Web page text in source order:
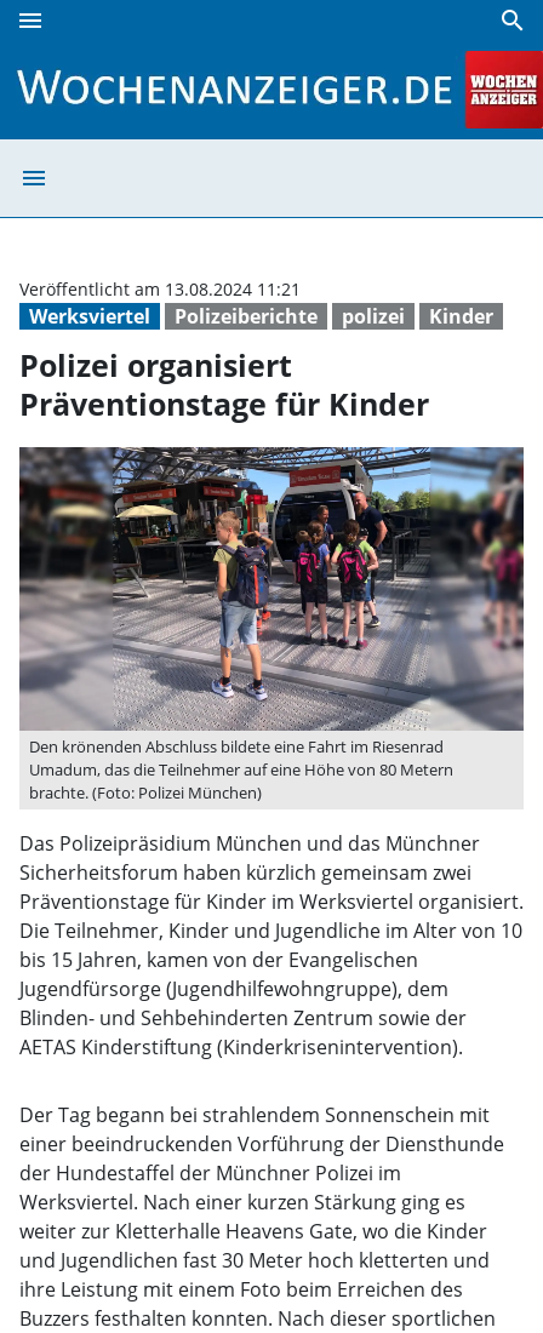
menu search
menu
Werksviertel Polizeiberichte polizei Kinder
Veröffentlicht am 13.08.2024 11:21
Polizei organisiert
Präventionstage für Kinder
Den krönenden Abschluss bildete eine Fahrt im Riesenrad
Umadum, das die Teilnehmer auf eine Höhe von 80 Metern
brachte. (Foto: Polizei München)
Das Polizeipräsidium München und das Münchner
Sicherheitsforum haben kürzlich gemeinsam zwei
Präventionstage für Kinder im Werksviertel organisiert.
Die Teilnehmer, Kinder und Jugendliche im Alter von 10
bis 15 Jahren, kamen von der Evangelischen
Jugendfürsorge (Jugendhilfewohngruppe), dem
Blinden- und Sehbehinderten Zentrum sowie der
AETAS Kinderstiftung (Kinderkrisenintervention).
Der Tag begann bei strahlendem Sonnenschein mit
einer beeindruckenden Vorführung der Diensthunde
der Hundestaffel der Münchner Polizei im
Werksviertel. Nach einer kurzen Stärkung ging es
weiter zur Kletterhalle Heavens Gate, wo die Kinder
und Jugendlichen fast 30 Meter hoch kletterten und
ihre Leistung mit einem Foto beim Erreichen des
Buzzers festhalten konnten. Nach dieser sportlichen